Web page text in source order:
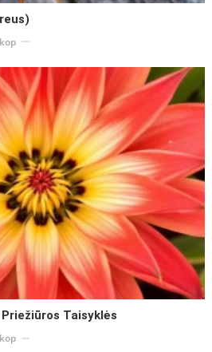
Taisyklės